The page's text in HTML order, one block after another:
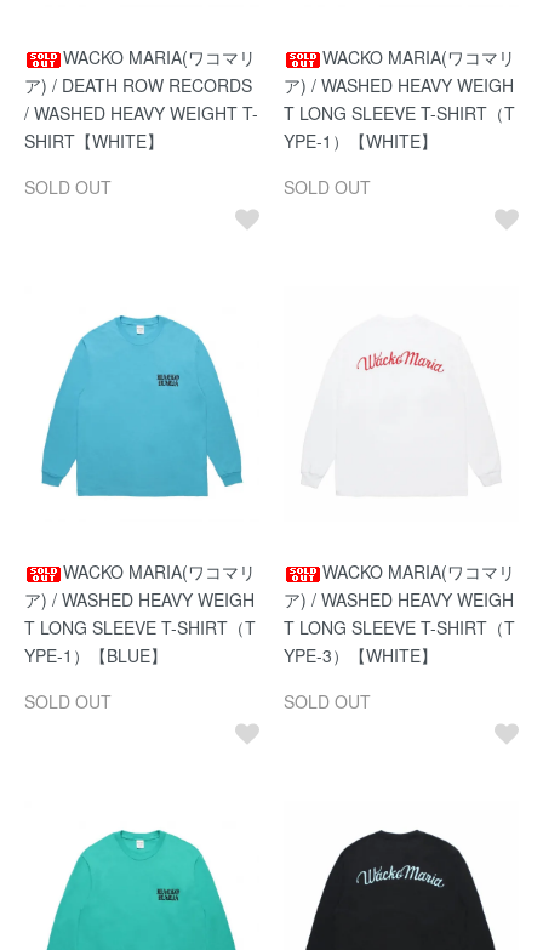
WACKO MARIA(ワコマリ
ア) / DEATH ROW RECORDS
/ WASHED HEAVY WEIGHT T-
SHIRT【WHITE】
SOLD OUT
WACKO MARIA(ワコマリ
ア) / WASHED HEAVY WEIGH
T LONG SLEEVE T-SHIRT（T
YPE-1）【WHITE】
SOLD OUT
WACKO MARIA(ワコマリ
ア) / WASHED HEAVY WEIGH
T LONG SLEEVE T-SHIRT（T
YPE-1）【BLUE】
SOLD OUT
WACKO MARIA(ワコマリ
ア) / WASHED HEAVY WEIGH
T LONG SLEEVE T-SHIRT（T
YPE-3）【WHITE】
SOLD OUT